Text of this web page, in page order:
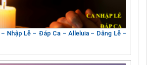
Nhập Lễ – Đáp Ca – Alleluia – Dâng Lễ –